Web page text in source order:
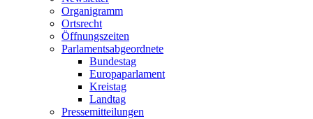
Organigramm
Ortsrecht
Öffnungszeiten
Parlamentsabgeordnete
Bundestag
Europaparlament
Kreistag
Landtag
Pressemitteilungen